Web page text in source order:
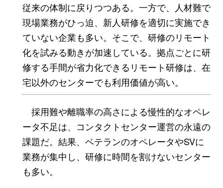
従来の体制に戻りつつある。一方で、人材難で
現場業務がひっ迫、新人研修を適切に実施でき
ていない企業も多い。そこで、研修のリモート
化を試みる動きが加速している。拠点ごとに研
修する手間が省力化できるリモート研修は、在
宅以外のセンターでも利用価値が高い。
採用難や離職率の高さによる慢性的なオペレ
ータ不足は、コンタクトセンター運営の永遠の
課題だ。結果、ベテランのオペレータやSVに
業務が集中し、研修に時間を割けないセンター
も多い。